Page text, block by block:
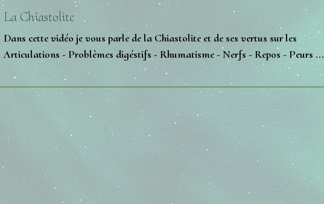
La Chiastolite
Dans cette vidéo je vous parle de la Chiastolite et de ses vertus sur les
Articulations - Problèmes digéstifs - Rhumatisme - Nerfs - Repos - Peurs ...